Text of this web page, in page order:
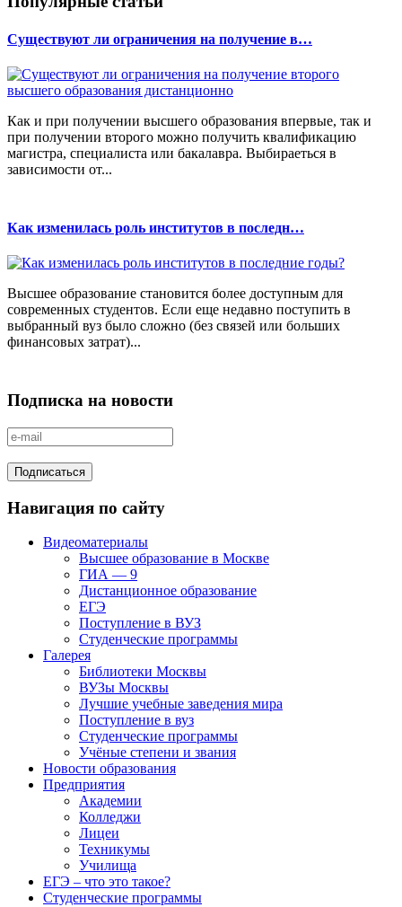
Существуют ли ограничения на получение в…
Как и при получении высшего образования впервые, так и
при получении второго можно получить квалификацию
магистра, специалиста или бакалавра. Выбираеться в
зависимости от...
Как изменилась роль институтов в последн…
Высшее образование становится более доступным для
современных студентов. Если еще недавно поступить в
выбранный вуз было сложно (без связей или больших
финансовых затрат)...
Подписка на новости
Навигация по сайту
Видеоматериалы
Высшее образование в Москве
ГИА — 9
Дистанционное образование
ЕГЭ
Поступление в ВУЗ
Студенческие программы
Галерея
Библиотеки Москвы
ВУЗы Москвы
Лучшие учебные заведения мира
Поступление в вуз
Студенческие программы
Учёные степени и звания
Новости образования
Предприятия
Академии
Колледжи
Лицеи
Техникумы
Училища
ЕГЭ – что это такое?
Студенческие программы